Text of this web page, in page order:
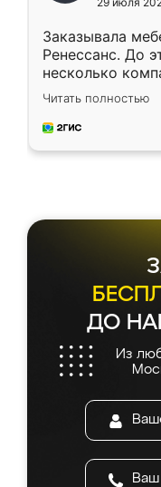
Заказывала
Ренессанс. До
несколько
эту. Сначала
приехал
и снял размеры.
мебель сразу
каких-либо
довольна, все
Читать полностью
ДО
Из